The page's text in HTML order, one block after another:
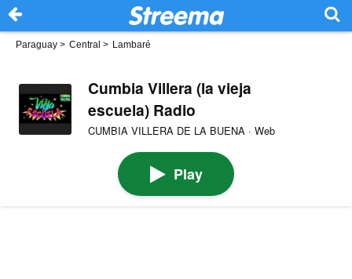
Paraguay > Central > Lambaré
Cumbia Villera (la vieja
escuela) Radio
CUMBIA VILLERA DE LA BUENA · Web
Play